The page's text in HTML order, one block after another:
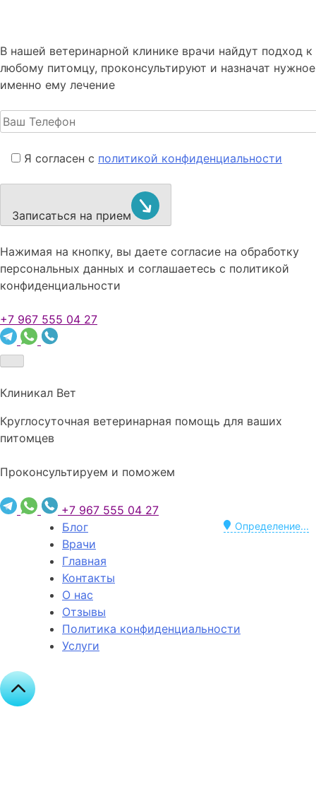
В нашей ветеринарной клинике врачи найдут подход к
любому питомцу, проконсультируют и назначат нужное
именно ему лечение
Я согласен с политикой конфиденциальности
Записаться на прием
Нажимая на кнопку, вы даете согласие на обработку
персональных данных и соглашаетесь c политикой
конфиденциальности
+7 967 555 04 27
Клиникал Вет
Круглосуточная ветеринарная помощь для ваших
питомцев
Проконсультируем и поможем
+7 967 555 04 27
Определение...
Блог
Врачи
Главная
Контакты
О нас
Отзывы
Политика конфиденциальности
Услуги